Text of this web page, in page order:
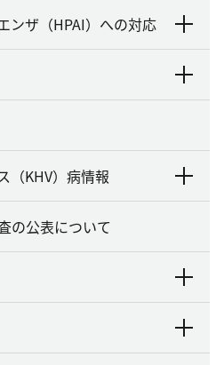
ンザ（HPAI）への対応
（KHV）病情報
の公表について